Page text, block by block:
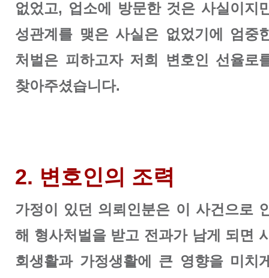
없었고, 업소에 방문한 것은 사실이지
성관계를 맺은 사실은 없었기에 엄중
처벌은 피하고자 저희 변호인 선율로
찾아주셨습니다.
2. 변호인의 조력
가정이 있던 의뢰인분은 이 사건으로
해 형사처벌을 받고 전과가 남게 되면
회생활과 가정생활에 큰 영향을 미치